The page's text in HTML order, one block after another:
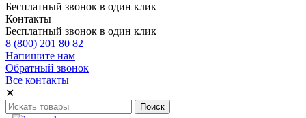
Бесплатный звонок в один клик
Контакты
Бесплатный звонок в один клик
8 (800) 201 80 82
Напишите нам
Обратный звонок
Все контакты
✕